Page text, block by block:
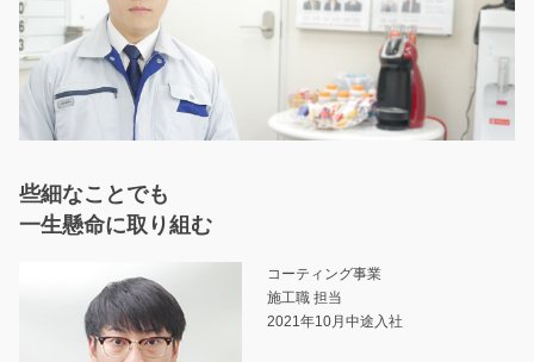
些細なことでも
一生懸命に取り組む
コーティング事業
施工職 担当
2021年10月中途入社